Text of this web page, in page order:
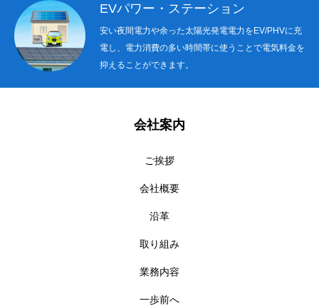
EVパワー・ステーション
安い夜間電力や余った太陽光発電電力をEV/PHVに充
電し、電力消費の多い時間帯に使うことで電気料金を
抑えることができます。
会社案内
ご挨拶
会社概要
沿革
取り組み
業務内容
一歩前へ